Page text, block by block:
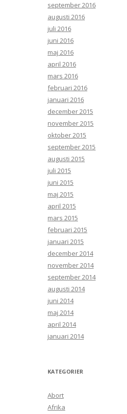
september 2016
augusti 2016
juli 2016
juni 2016
maj 2016
april 2016
mars 2016
februari 2016
januari 2016
december 2015
november 2015
oktober 2015
september 2015
augusti 2015
juli 2015
juni 2015
maj 2015
april 2015
mars 2015
februari 2015
januari 2015
december 2014
november 2014
september 2014
augusti 2014
juni 2014
maj 2014
april 2014
januari 2014
KATEGORIER
Abort
Afrika